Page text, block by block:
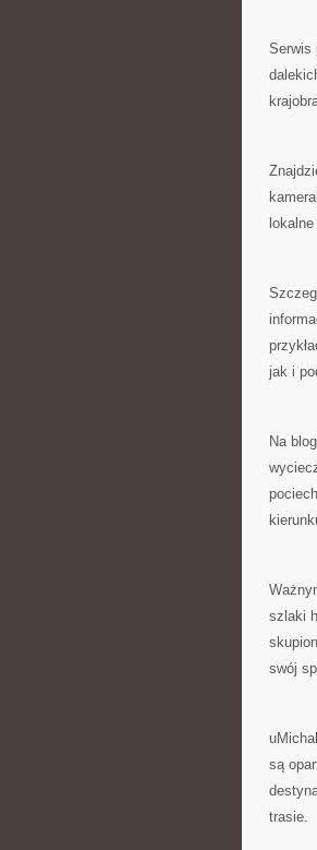
Serwis
jak i
Na
szlaki
swój
są
trasie.